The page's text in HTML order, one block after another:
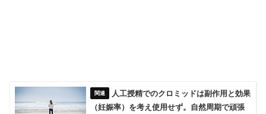
人工授精でのクロミッドは副作用と効果
（妊娠率）を考え使用せず。自然周期で頑張